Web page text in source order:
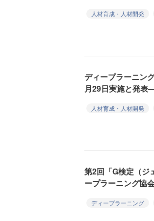
人材育成・人材開発
ディープラーニン
月29日実施と発表
人材育成・人材開発
第2回「G検定（ジ
ープラーニング協
ディープラーニング